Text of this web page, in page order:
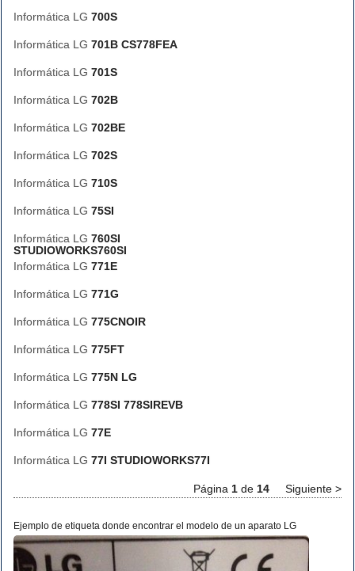
Informática LG 700S
Informática LG 701B CS778FEA
Informática LG 701S
Informática LG 702B
Informática LG 702BE
Informática LG 702S
Informática LG 710S
Informática LG 75SI
Informática LG 760SI
STUDIOWORKS760SI
Informática LG 771E
Informática LG 771G
Informática LG 775CNOIR
Informática LG 775FT
Informática LG 775N LG
Informática LG 778SI 778SIREVB
Informática LG 77E
Informática LG 77I STUDIOWORKS77I
Página 1 de 14 Siguiente >
Ejemplo de etiqueta donde encontrar el modelo de un aparato LG